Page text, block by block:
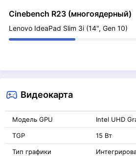
Cinebench R23 (многоядерный)
Lenovo IdeaPad Slim 3i (14", Gen 10)
Видеокарта
Модель GPU Intel UHD
TGP 15 Вт
Тип графики